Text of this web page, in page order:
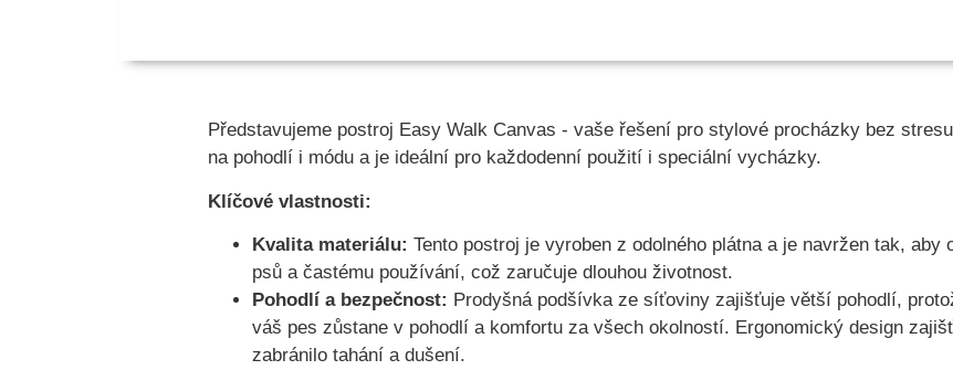
Představujeme postroj Easy Walk Canvas - vaše řešení pro stylové procházky bez
na pohodlí i módu a je ideální pro každodenní použití i speciální vycházky.
Klíčové vlastnosti:
Kvalita materiálu: Tento postroj je vyroben z odolného plátna a je navržen tak,
psů a častému používání, což zaručuje dlouhou životnost.
Pohodlí a bezpečnost: Prodyšná podšívka ze síťoviny zajišťuje větší pohodlí,
váš pes zůstane v pohodlí a komfortu za všech okolností. Ergonomický design
zabránilo tahání a dušení.